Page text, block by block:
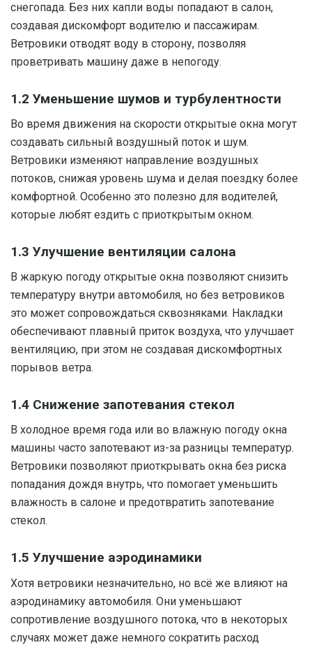
снегопада. Без них капли воды попадают в салон,
создавая дискомфорт водителю и пассажирам.
Ветровики отводят воду в сторону, позволяя
проветривать машину даже в непогоду.
1.2 Уменьшение шумов и турбулентности
Во время движения на скорости открытые окна могут
создавать сильный воздушный поток и шум.
Ветровики изменяют направление воздушных
потоков, снижая уровень шума и делая поездку более
комфортной. Особенно это полезно для водителей,
которые любят ездить с приоткрытым окном.
1.3 Улучшение вентиляции салона
В жаркую погоду открытые окна позволяют снизить
температуру внутри автомобиля, но без ветровиков
это может сопровождаться сквозняками. Накладки
обеспечивают плавный приток воздуха, что улучшает
вентиляцию, при этом не создавая дискомфортных
порывов ветра.
1.4 Снижение запотевания стекол
В холодное время года или во влажную погоду окна
машины часто запотевают из-за разницы температур.
Ветровики позволяют приоткрывать окна без риска
попадания дождя внутрь, что помогает уменьшить
влажность в салоне и предотвратить запотевание
стекол.
1.5 Улучшение аэродинамики
Хотя ветровики незначительно, но всё же влияют на
аэродинамику автомобиля. Они уменьшают
сопротивление воздушного потока, что в некоторых
случаях может даже немного сократить расход